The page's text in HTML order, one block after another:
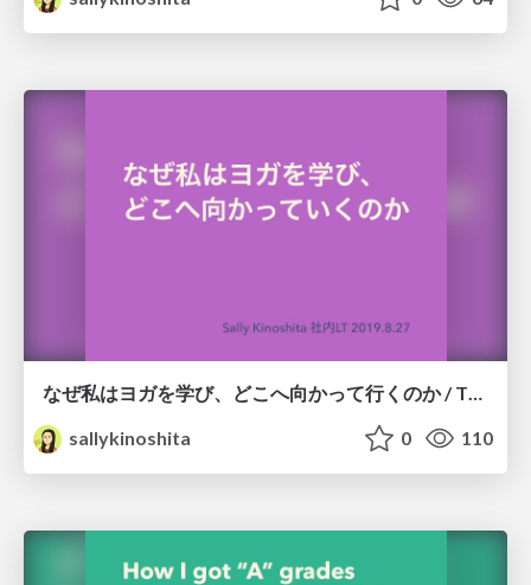
なぜ私はヨガを学び、どこへ向かって行くのか / The reason why I do Yoga and my goal
sallykinoshita
0 110